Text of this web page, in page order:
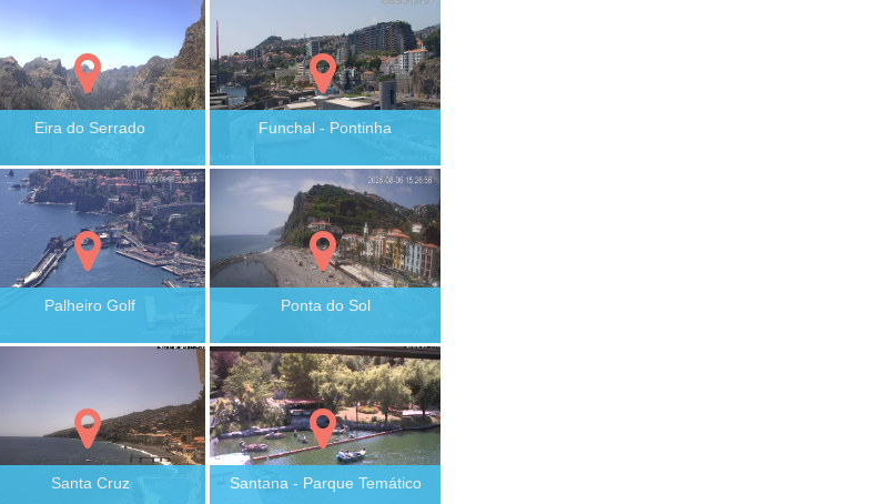
Eira do Serrado Funchal - Pontinha
Palheiro Golf Ponta do Sol
Santa Cruz Santana - Parque Temático